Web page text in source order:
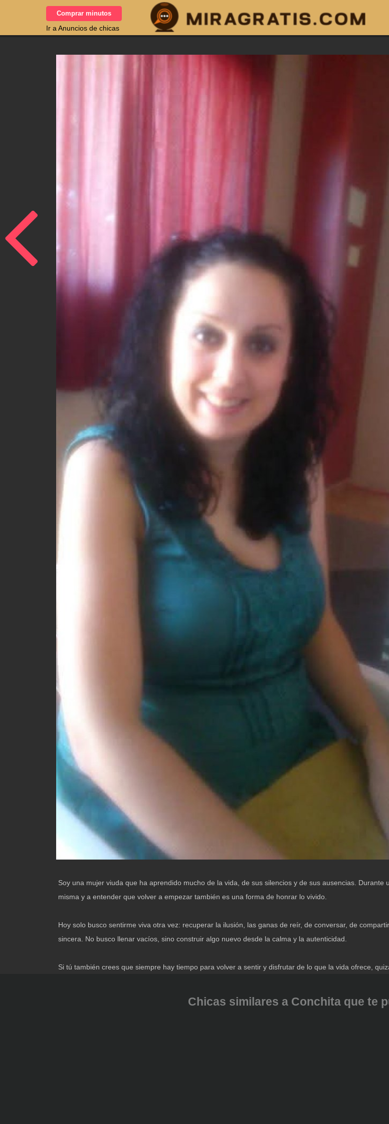
Comprar minutos
Ir a Anuncios de chicas
Soy una mujer viuda que ha aprendido mucho de la vida, de sus silencios y de sus ausencias.
misma y a entender que volver a empezar también es una forma de honrar lo vivido.
Hoy solo busco sentirme viva otra vez: recuperar la ilusión, las ganas de reír, de conversar, de
sincera. No busco llenar vacíos, sino construir algo nuevo desde la calma y la autenticidad.
Si tú también crees que siempre hay tiempo para volver a sentir y disfrutar de lo que la vida ofrece,
Chicas similares a Conchita que te